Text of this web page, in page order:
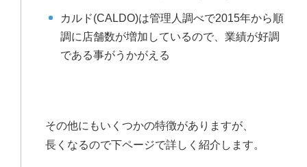
カルド(CALDO)は管理人調べで2015年から順
調に店舗数が増加しているので、業績が好調
である事がうかがえる
その他にもいくつかの特徴がありますが、
長くなるので下ページで詳しく紹介します。